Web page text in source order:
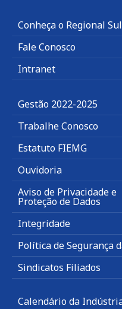
Conheça o Regional
Fale Conosco
Intranet
Gestão 2022-2025
Trabalhe Conosco
Estatuto FIEMG
Ouvidoria
Aviso de Privacidade e
Proteção de Dados
Integridade
Política de Segurança
Sindicatos Filiados
Calendário da